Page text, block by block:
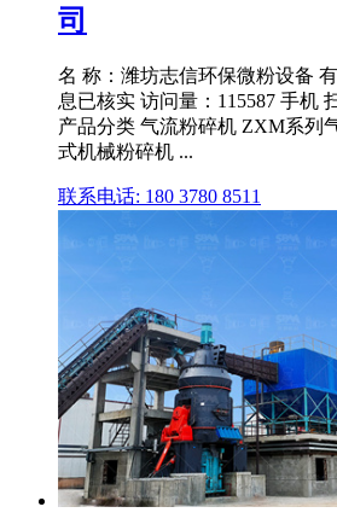
司
名 称：潍坊志信环保微粉设备
息已核实 访问量：115587 手机
产品分类 气流粉碎机 ZXM系列
式机械粉碎机 ...
联系电话: 180 3780 8511